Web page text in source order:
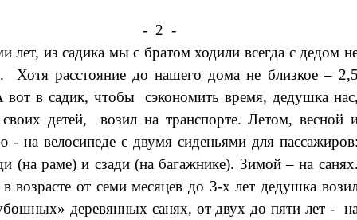
- 2 -
лет, из садика мы с братом ходили всегда с дедом
Хотя расстояние до нашего дома не близкое –
в садик, чтобы сэкономить время, дедушка
детей, возил на транспорте. Летом, весной
- на велосипеде с двумя сиденьями для
(на раме) и сзади (на багажнике). Зимой – на
возрасте от семи месяцев до 3-х лет дедушка
деревянных санях, от двух до пяти лет -